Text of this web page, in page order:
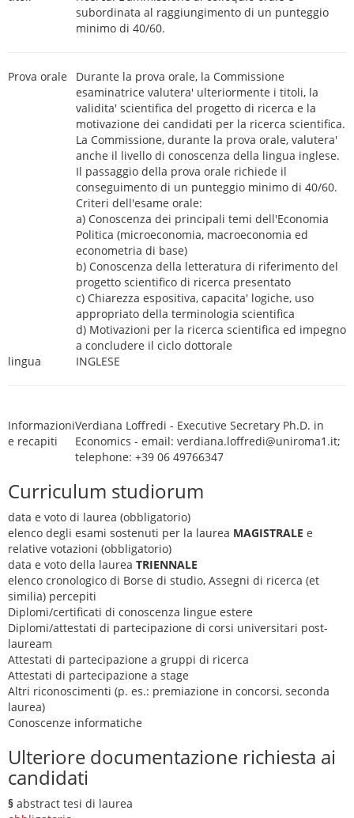
subordinata al raggiungimento di un punteggio
minimo di 40/60.
Prova orale
Durante la prova orale, la Commissione
esaminatrice valutera' ulteriormente i titoli, la
validita' scientifica del progetto di ricerca e la
motivazione dei candidati per la ricerca scientifica.
La Commissione, durante la prova orale, valutera'
anche il livello di conoscenza della lingua inglese.
Il passaggio della prova orale richiede il
conseguimento di un punteggio minimo di 40/60.
Criteri dell'esame orale:
a) Conoscenza dei principali temi dell'Economia
Politica (microeconomia, macroeconomia ed
econometria di base)
b) Conoscenza della letteratura di riferimento del
progetto scientifico di ricerca presentato
c) Chiarezza espositiva, capacita' logiche, uso
appropriato della terminologia scientifica
d) Motivazioni per la ricerca scientifica ed impegno
a concludere il ciclo dottorale
lingua
INGLESE
Informazioni
e recapiti
Verdiana Loffredi - Executive Secretary Ph.D. in
Economics - email: verdiana.loffredi@uniroma1.it;
telephone: +39 06 49766347
Curriculum studiorum
data e voto di laurea (obbligatorio)
elenco degli esami sostenuti per la laurea MAGISTRALE e
relative votazioni (obbligatorio)
data e voto della laurea TRIENNALE
elenco cronologico di Borse di studio, Assegni di ricerca (et
similia) percepiti
Diplomi/certificati di conoscenza lingue estere
Diplomi/attestati di partecipazione di corsi universitari post-
lauream
Attestati di partecipazione a gruppi di ricerca
Attestati di partecipazione a stage
Altri riconoscimenti (p. es.: premiazione in concorsi, seconda
laurea)
Conoscenze informatiche
Ulteriore documentazione richiesta ai
candidati
§ abstract tesi di laurea